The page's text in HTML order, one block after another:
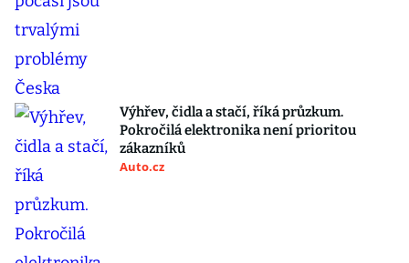
Výhřev, čidla a stačí, říká průzkum.
Pokročilá elektronika není prioritou
zákazníků
Auto.cz